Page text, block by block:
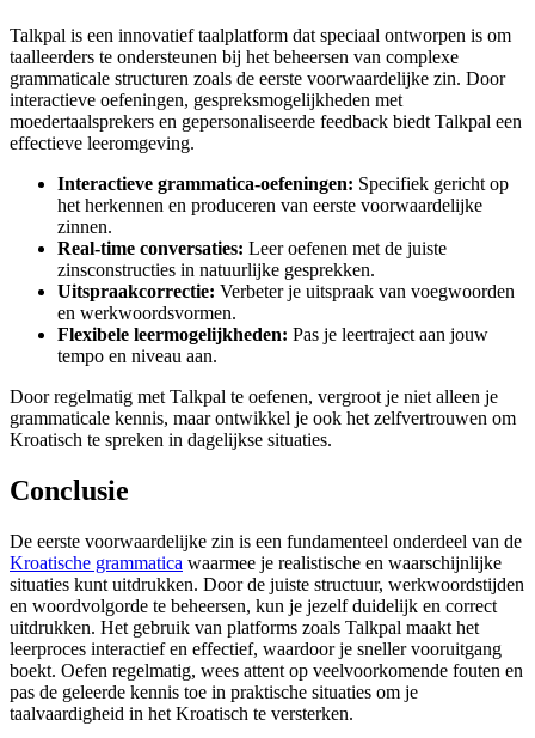
Talkpal is een innovatief taalplatform dat speciaal ontworpen is om
taalleerders te ondersteunen bij het beheersen van complexe
grammaticale structuren zoals de eerste voorwaardelijke zin. Door
interactieve oefeningen, gespreksmogelijkheden met
moedertaalsprekers en gepersonaliseerde feedback biedt Talkpal een
effectieve leeromgeving.
Interactieve grammatica-oefeningen: Specifiek gericht op
het herkennen en produceren van eerste voorwaardelijke
zinnen.
Real-time conversaties: Leer oefenen met de juiste
zinsconstructies in natuurlijke gesprekken.
Uitspraakcorrectie: Verbeter je uitspraak van voegwoorden
en werkwoordsvormen.
Flexibele leermogelijkheden: Pas je leertraject aan jouw
tempo en niveau aan.
Door regelmatig met Talkpal te oefenen, vergroot je niet alleen je
grammaticale kennis, maar ontwikkel je ook het zelfvertrouwen om
Kroatisch te spreken in dagelijkse situaties.
Conclusie
De eerste voorwaardelijke zin is een fundamenteel onderdeel van de
Kroatische grammatica waarmee je realistische en waarschijnlijke
situaties kunt uitdrukken. Door de juiste structuur, werkwoordstijden
en woordvolgorde te beheersen, kun je jezelf duidelijk en correct
uitdrukken. Het gebruik van platforms zoals Talkpal maakt het
leerproces interactief en effectief, waardoor je sneller vooruitgang
boekt. Oefen regelmatig, wees attent op veelvoorkomende fouten en
pas de geleerde kennis toe in praktische situaties om je
taalvaardigheid in het Kroatisch te versterken.